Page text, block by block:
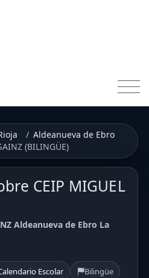
Aldeanueva de Ebro
(BILINGÜE)
CEIP MIGUEL
Aldeanueva de Ebro La
Escolar
Bilingüe